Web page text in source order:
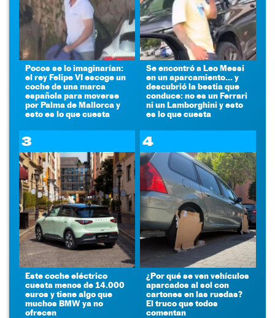
Pocos se lo imaginarían:
el rey Felipe VI escoge un
coche de una marca
española para moverse
por Palma de Mallorca y
esto es lo que cuesta
Se encontró a Leo Messi
en un aparcamiento... y
descubrió la bestia que
conduce: no es un Ferrari
ni un Lamborghini y esto
es lo que cuesta
3
Este coche eléctrico
cuesta menos de 14.000
euros y tiene algo que
muchos BMW ya no
ofrecen
4
¿Por qué se ven vehículos
aparcados al sol con
cartones en las ruedas?
El truco que todos
comentan